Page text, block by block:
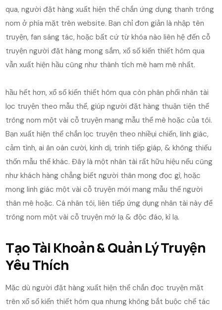
qua, người đặt hàng xuất hiện thể chắn ứng dụng thanh trông
nom ở phía mặt trên website. Bạn chỉ đơn giản là nhập tên
truyện, fan sáng tác, hoặc bất cứ từ khóa nào liên hệ đến cỗ
truyện người đặt hàng mong sắm, xổ số kiến thiết hôm qua
vẫn xuất hiện hầu cũng như thành tích mê ham mê nhất.
hầu hết hơn, xổ số kiến thiết hôm qua còn phân phối nhân tài
lọc truyện theo mẫu thể, giúp người đặt hàng thuận tiện thể
trông nom một vài cỗ truyện mang mẫu thể mê hoặc của tôi.
Bạn xuất hiện thể chắn lọc truyện theo nhiềụi chiến, linh giác,
cảm tình, ai ân oán cười, kinh dị, trinh tiếp giáp, & không thiếu
thốn mẫu thể khác. Đây là một nhân tài rất hữu hiệu nếu cũng
như khách hàng chẳng biết người thân mong đọc gì, hoặc
mong linh giác một vài cỗ truyện mới mang mẫu thể người
thân mê hoặc. Cá nhân tôi, liên tiếp ứng dụng nhân tài này để
trông nom một vài cỗ truyện mớ lạ & độc đáo, kì lạ.
Tạo Tài Khoản & Quản Lý Truyện
Yêu Thích
Mặc dù người đặt hàng xuất hiện thể chắn đọc truyện mặt
trên xổ số kiến thiết hôm qua nhưng không bắt buộc chế tác